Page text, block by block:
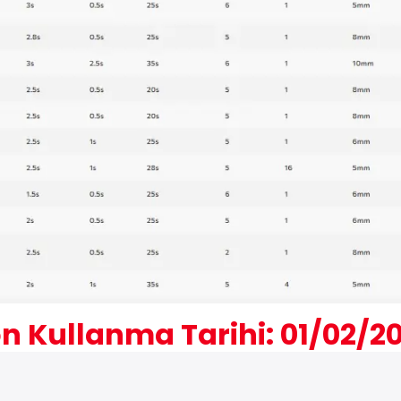
Kullanma Tarihi: 01/02/